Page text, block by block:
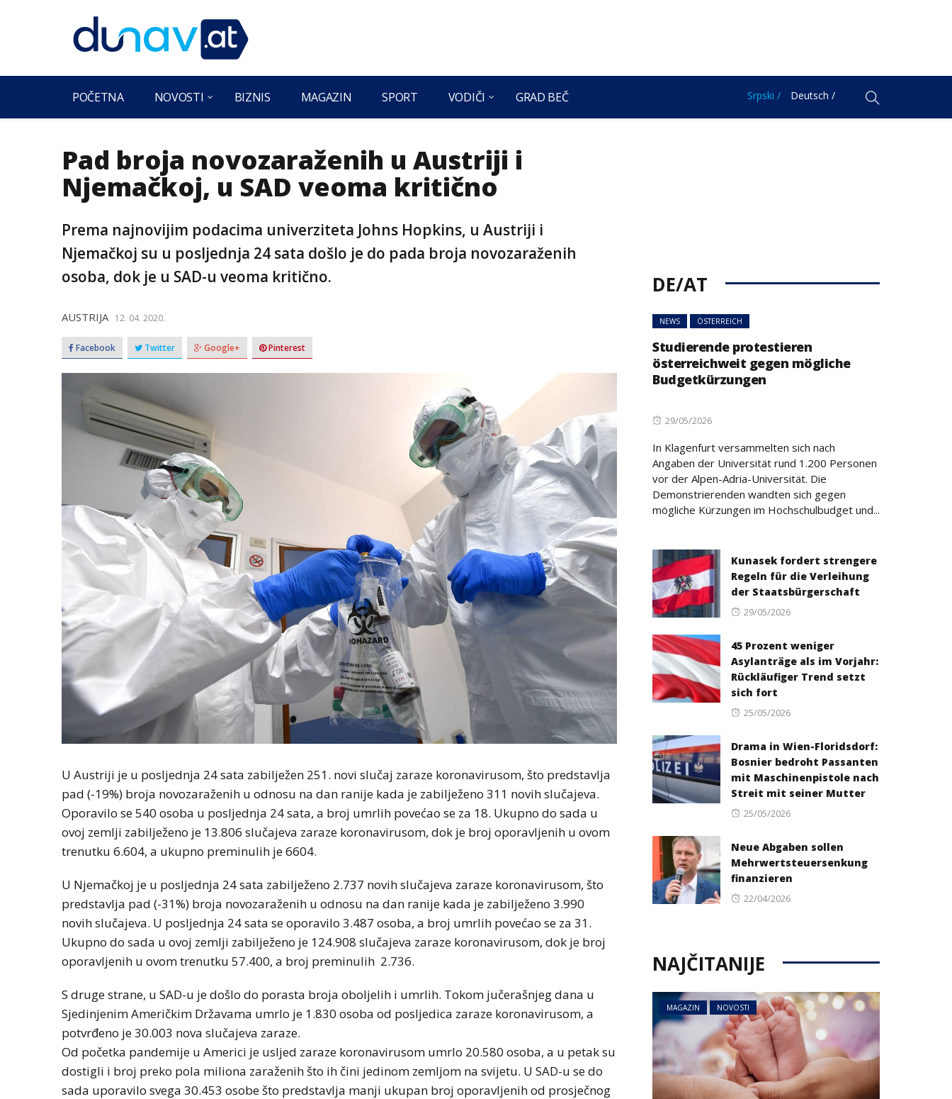
POČETNA NOVOSTI BIZNIS MAGAZIN SPORT VODIČI GRAD BEČ Srpski / Deutsch /
Pad broja novozaraženih u Austriji i
Njemačkoj, u SAD veoma kritično
Prema najnovijim podacima univerziteta Johns Hopkins, u Austriji i
Njemačkoj su u posljednja 24 sata došlo je do pada broja novozaraženih
osoba, dok je u SAD-u veoma kritično.
AUSTRIJA 12. 04. 2020.
Facebook Twitter Google+ Pinterest
U Austriji je u posljednja 24 sata zabilježen 251. novi slučaj zaraze koronavirusom, što predstavlja
pad (-19%) broja novozaraženih u odnosu na dan ranije kada je zabilježeno 311 novih slučajeva.
Oporavilo se 540 osoba u posljednja 24 sata, a broj umrlih povećao se za 18. Ukupno do sada u
ovoj zemlji zabilježeno je 13.806 slučajeva zaraze koronavirusom, dok je broj oporavljenih u ovom
trenutku 6.604, a ukupno preminulih je 6604.
U Njemačkoj je u posljednja 24 sata zabilježeno 2.737 novih slučajeva zaraze koronavirusom, što
predstavlja pad (-31%) broja novozaraženih u odnosu na dan ranije kada je zabilježeno 3.990
novih slučajeva. U posljednja 24 sata se oporavilo 3.487 osoba, a broj umrlih povećao se za 31.
Ukupno do sada u ovoj zemlji zabilježeno je 124.908 slučajeva zaraze koronavirusom, dok je broj
oporavljenih u ovom trenutku 57.400, a broj preminulih 2.736.
S druge strane, u SAD-u je došlo do porasta broja oboljelih i umrlih. Tokom jučerašnjeg dana u
Sjedinjenim Američkim Državama umrlo je 1.830 osoba od posljedica zaraze koronavirusom, a
potvrđeno je 30.003 nova slučajeva zaraze.
Od početka pandemije u Americi je usljed zaraze koronavirusom umrlo 20.580 osoba, a u petak su
dostigli i broj preko pola miliona zaraženih što ih čini jedinom zemljom na svijetu. U SAD-u se do
sada uporavilo svega 30.453 osobe što predstavlja manji ukupan broj oporavljenih od prosječnog
DE/AT
NEWS ÖSTERREICH
Studierende protestieren
österreichweit gegen mögliche
Budgetkürzungen
Posted
29/05/2026
In Klagenfurt versammelten sich nach
Angaben der Universität rund 1.200 Personen
vor der Alpen-Adria-Universität. Die
Demonstrierenden wandten sich gegen
mögliche Kürzungen im Hochschulbudget und...
Kunasek fordert strengere
Regeln für die Verleihung
der Staatsbürgerschaft
Posted
29/05/2026
45 Prozent weniger
Asylanträge als im Vorjahr:
Rückläufiger Trend setzt
sich fort
Posted
25/05/2026
Drama in Wien-Floridsdorf:
Bosnier bedroht Passanten
mit Maschinenpistole nach
Streit mit seiner Mutter
Posted
25/05/2026
Neue Abgaben sollen
Mehrwertsteuersenkung
finanzieren
Posted
22/04/2026
NAJČITANIJE
MAGAZIN NOVOSTI